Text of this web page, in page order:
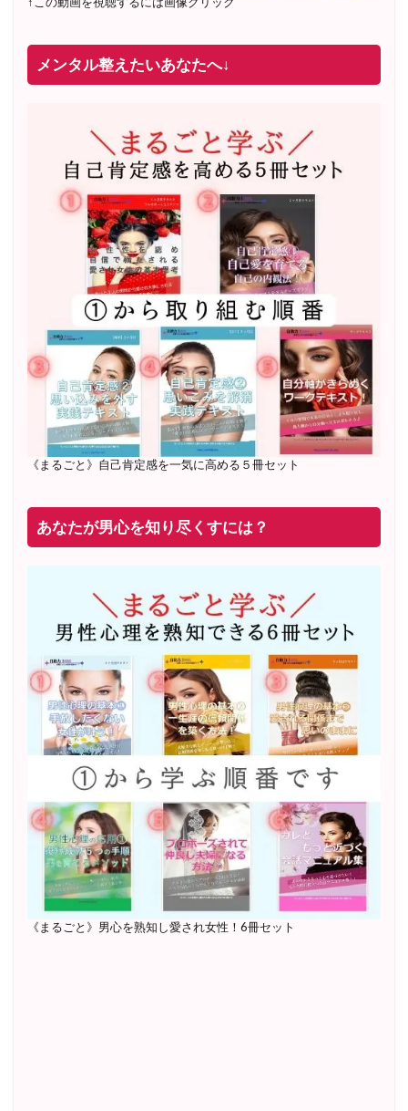
2022年2月〜6月 男性心理グループレッスン 20名様
20年8月〜25年3月 少人数制６ヶ月フルサポート 累計
71名 随時満席
2019年6月 恋愛コーチとして活動を開始
メンタル整えたいあなたへ↓
《まるごと》自己肯定感を一気に高める５冊セット
あなたが男心を知り尽くすには？
《まるごと》男心を熟知し愛され女性！6冊セット